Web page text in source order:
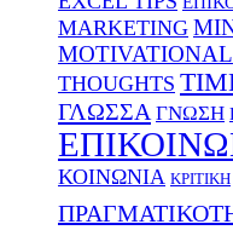
MARKETING
MOTIVATIONAL
THOUGHTS
ΓΛΩΣΣΑ ΓΝΩΣΗ
ΚΟΙΝΩΝΙΑ ΚΡΙΤΙΚΗ